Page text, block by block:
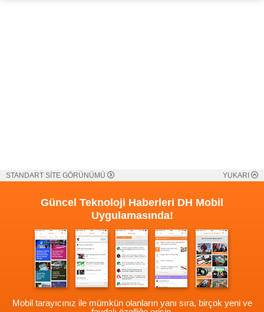
STANDART SİTE GÖRÜNÜMÜ YUKARI
Güncel Teknoloji Haberleri DH Mobil
Uygulamasında!
Mobil tarayıcınız ile mümkün olanların yanı sıra, birçok yeni ve